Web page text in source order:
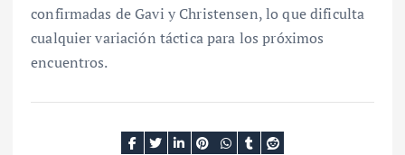
confirmadas de Gavi y Christensen, lo que dificulta
cualquier variación táctica para los próximos
encuentros.